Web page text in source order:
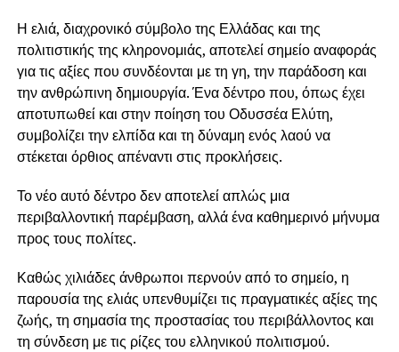
Η ελιά, διαχρονικό σύμβολο της Ελλάδας και της
πολιτιστικής της κληρονομιάς, αποτελεί σημείο αναφοράς
για τις αξίες που συνδέονται με τη γη, την παράδοση και
την ανθρώπινη δημιουργία. Ένα δέντρο που, όπως έχει
αποτυπωθεί και στην ποίηση του Οδυσσέα Ελύτη,
συμβολίζει την ελπίδα και τη δύναμη ενός λαού να
στέκεται όρθιος απέναντι στις προκλήσεις.
Το νέο αυτό δέντρο δεν αποτελεί απλώς μια
περιβαλλοντική παρέμβαση, αλλά ένα καθημερινό μήνυμα
προς τους πολίτες.
Καθώς χιλιάδες άνθρωποι περνούν από το σημείο, η
παρουσία της ελιάς υπενθυμίζει τις πραγματικές αξίες της
ζωής, τη σημασία της προστασίας του περιβάλλοντος και
τη σύνδεση με τις ρίζες του ελληνικού πολιτισμού.